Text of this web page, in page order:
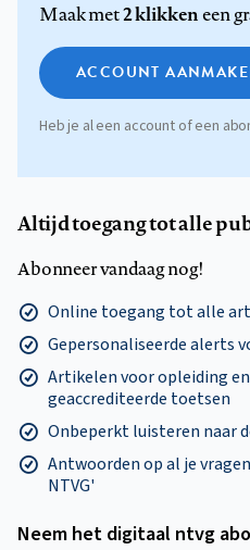
Maak met2 klikkeneen
ACCOUNT
Heb je al een account of een
Altijd toegang tot alle
Abonneer vandaag nog!
Online toegang tot alle
Gepersonaliseerde alerts
Artikelen voor opleiding
geaccrediteerde toetsen
Onbeperkt luisteren naar
Antwoorden op al je
NTVG'
Neem het digitaal ntvg